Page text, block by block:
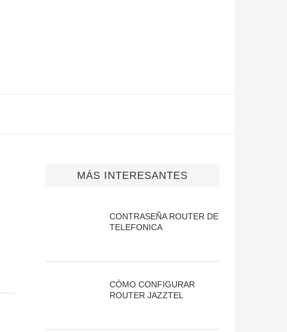
MÁS INTERESANTES
CONTRASEÑA ROUTER DE
TELEFONICA
CÓMO CONFIGURAR
ROUTER JAZZTEL